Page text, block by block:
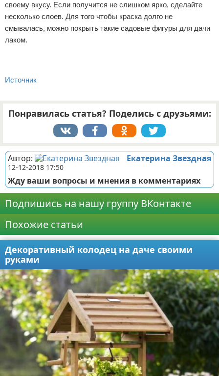
своему вкусу. Если получится не слишком ярко, сделайте
несколько слоев. Для того чтобы краска долго не
смывалась, можно покрыть такие садовые фигуры для дачи
лаком.
Источник
Понравилась статья? Поделись с друзьями:
Автор: Екатерина Звездная
12-12-2018 17:50
Жду ваши вопросы и мнения в комментариях
Подпишись на нашу группу ВКонтакте
Похожие статьи
Декоративный колодец на даче своими
руками